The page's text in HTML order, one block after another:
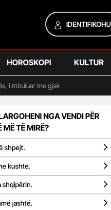
IDENTIFIKOHU
HOROSKOPI KULTUR
i mbuluar me gjak
NGA VENDI PËR
MË TË MIRË?
shpejt.
kushte.
shqipërin.
jashtë.